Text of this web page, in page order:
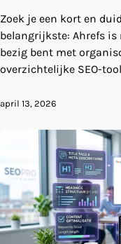
Zoek je een kort en
belangrijkste: Ahrefs is
bezig bent met
overzichtelijke SEO-
april 13, 2026